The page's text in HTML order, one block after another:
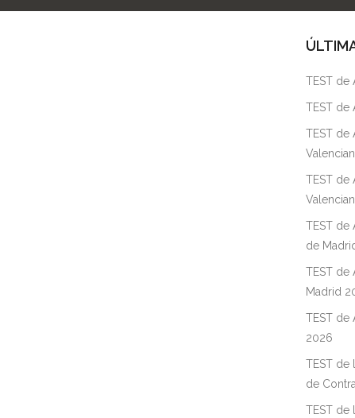
TEST de
TEST de
TEST de
TEST de
TEST de
de
TEST de
Madrid
TEST de
2026
TEST de
de
TEST de